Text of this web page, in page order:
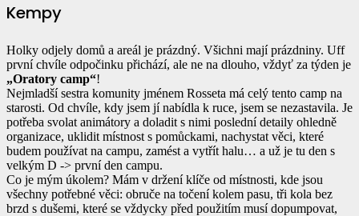
Kempy
Holky odjely domů a areál je prázdný. Všichni mají prázdniny. Uff
první chvíle odpočinku přichází, ale ne na dlouho, vždyť za týden je
„Oratory camp“!
Nejmladší sestra komunity jménem Rosseta má celý tento camp na
starosti. Od chvíle, kdy jsem jí nabídla k ruce, jsem se nezastavila. Je
potřeba svolat animátory a doladit s nimi poslední detaily ohledně
organizace, uklidit místnost s pomůckami, nachystat věci, které
budem používat na campu, zamést a vytřít halu… a už je tu den s
velkým D -> první den campu.
Co je mým úkolem? Mám v držení klíče od místnosti, kde jsou
všechny potřebné věci: obruče na točení kolem pasu, tři kola bez
brzd s dušemi, které se vždycky před použitím musí dopumpovat,